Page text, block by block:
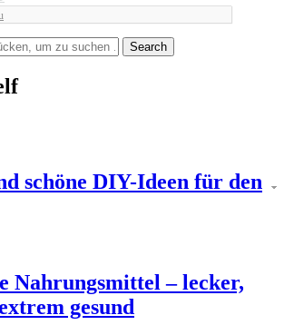
schöne DIY-Ideen für den
Nahrungsmittel – lecker,
gesund